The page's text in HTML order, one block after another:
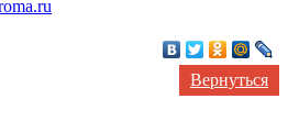
Вернуться